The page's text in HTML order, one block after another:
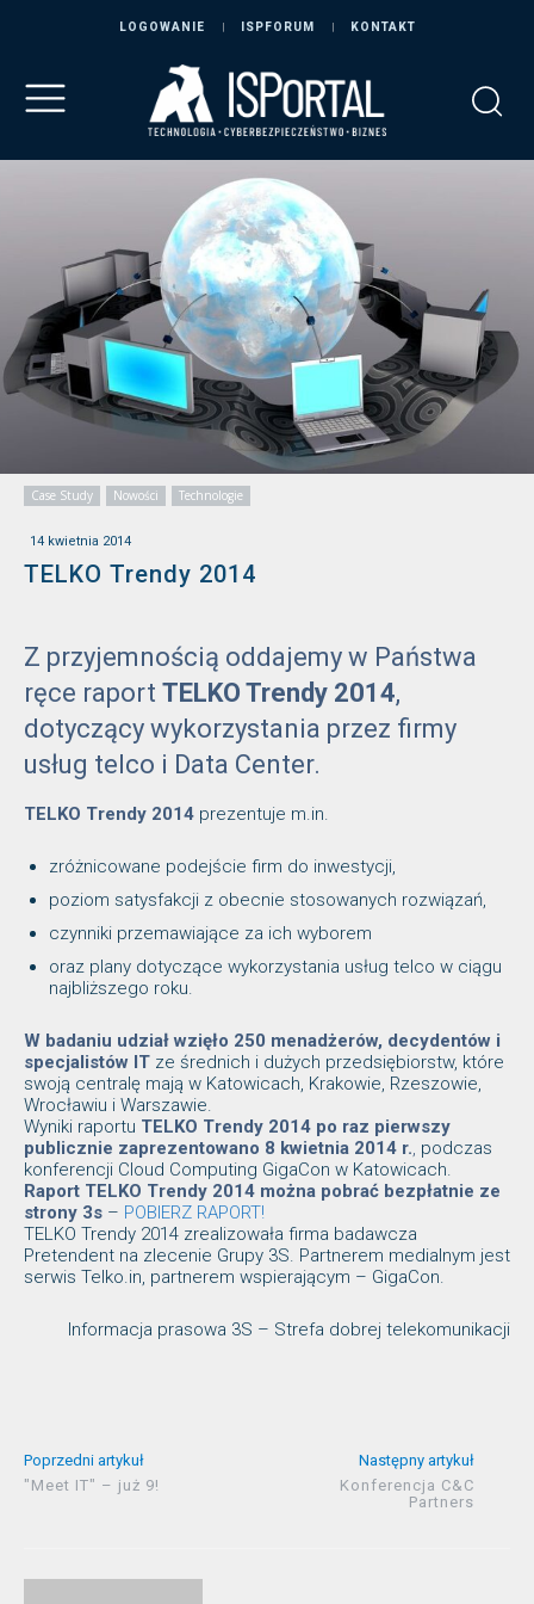
LOGOWANIE ISPFORUM KONTAKT
Case Study Nowości Technologie
14 kwietnia 2014
TELKO Trendy 2014
Z przyjemnością oddajemy w Państwa
ręce raport TELKO Trendy 2014,
dotyczący wykorzystania przez firmy
usług telco i Data Center.
TELKO Trendy 2014 prezentuje m.in.
zróżnicowane podejście firm do inwestycji,
poziom satysfakcji z obecnie stosowanych rozwiązań,
czynniki przemawiające za ich wyborem
oraz plany dotyczące wykorzystania usług telco w ciągu
najbliższego roku.
W badaniu udział wzięło 250 menadżerów, decydentów i
specjalistów IT ze średnich i dużych przedsiębiorstw, które
swoją centralę mają w Katowicach, Krakowie, Rzeszowie,
Wrocławiu i Warszawie.
Wyniki raportu TELKO Trendy 2014 po raz pierwszy
publicznie zaprezentowano 8 kwietnia 2014 r., podczas
konferencji Cloud Computing GigaCon w Katowicach.
Raport TELKO Trendy 2014 można pobrać bezpłatnie ze
strony 3s – POBIERZ RAPORT!
TELKO Trendy 2014 zrealizowała firma badawcza
Pretendent na zlecenie Grupy 3S. Partnerem medialnym jest
serwis Telko.in, partnerem wspierającym – GigaCon.
Informacja prasowa 3S – Strefa dobrej telekomunikacji
Poprzedni artykuł
"Meet IT" – już 9!
Następny artykuł
Konferencja C&C
Partners